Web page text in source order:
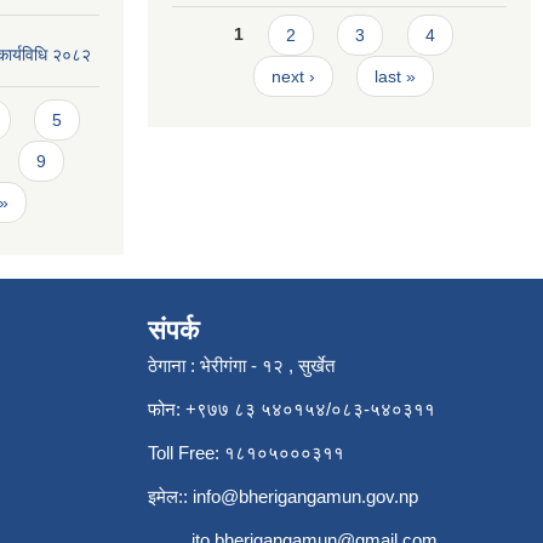
२०८२
5
9
Pages
1 2 3 4
next › last »
संपर्क
ठेगाना : भेरीगंगा - १२ , सुर्खेत
फोन: +९७७ ८३ ५४०१५४/०८३-५४०३११
Toll Free: १८१०५०००३११
इमेल:: info@bherigangamun.gov.np